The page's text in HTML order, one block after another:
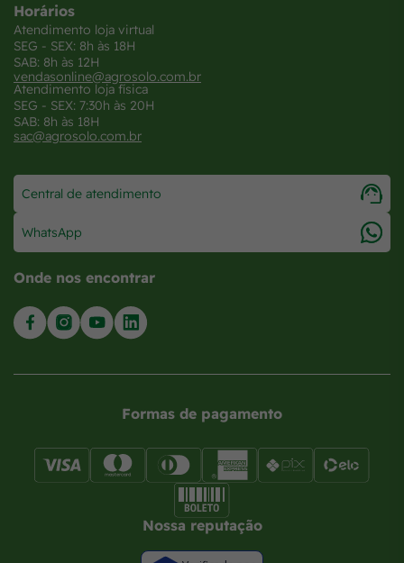
Horários
Atendimento loja virtual
SEG - SEX: 8h às 18H
SAB: 8h às 12H
vendasonline@agrosolo.com.br
Atendimento loja física
SEG - SEX: 7:30h às 20H
SAB: 8h às 18H
sac@agrosolo.com.br
Central de atendimento
WhatsApp
Onde nos encontrar
Formas de pagamento
Nossa reputação